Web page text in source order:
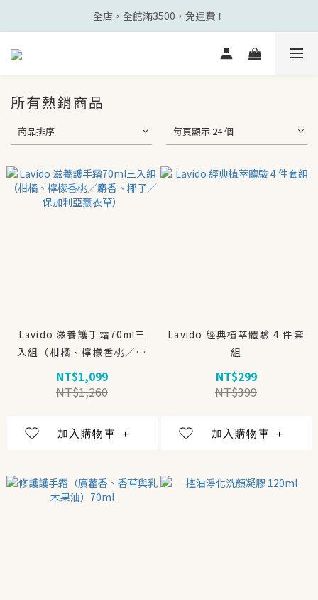
全店，全館滿3500，免運費！
所有熱銷商品
商品排序 每頁顯示 24 個
Lavido 滋養護手霜70ml三
入組（柑橘、檸檬香桃／麝
香、椰子／保加利亞薰衣
草）
NT$1,099
NT$1,260
Lavido 經典植萃體驗 4 件套
組
NT$299
NT$399